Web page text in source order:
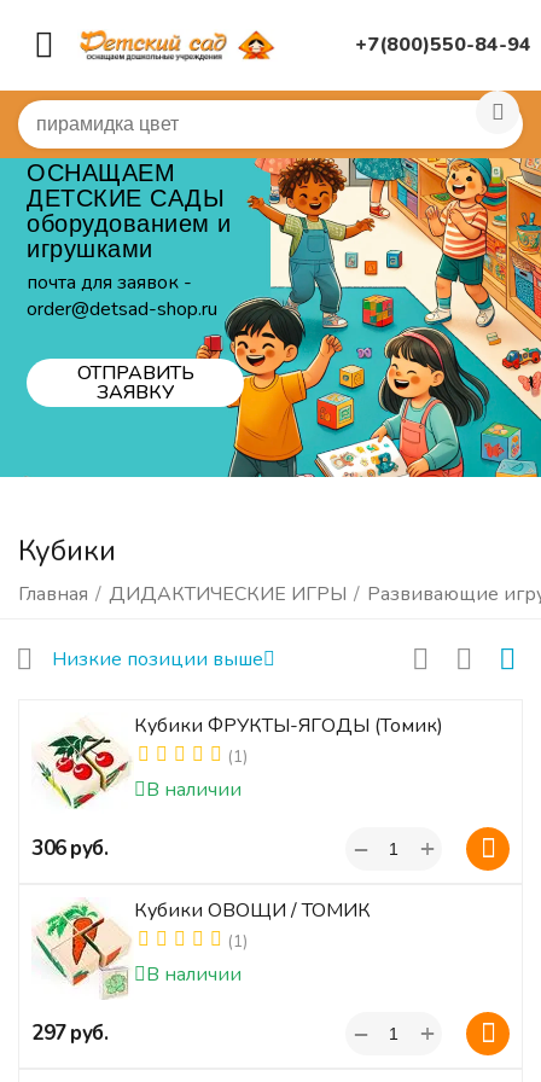
+7(800)550-84-94
ОСНАЩАЕМ
ДЕТСКИЕ САДЫ
оборудованием и
игрушками
почта для заявок -
order@detsad-shop.ru
ОТПРАВИТЬ
ЗАЯВКУ
Кубики
Главная / ДИДАКТИЧЕСКИЕ ИГРЫ / Развивающие
Низкие позиции выше
Кубики ФРУКТЫ-ЯГОДЫ (Томик)
(1)
В наличии
‍306‍руб. +
−
Кубики ОВОЩИ / ТОМИК
(1)
В наличии
‍297‍руб. +
−